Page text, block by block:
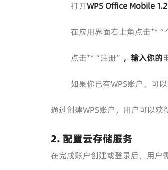
打开WPS Office Mobile 1.2
在应用界面右上角点击**“
点击**“注册” ，输入你的
如果你已有WPS账户，可
通过创建WPS账户，用户可以获
2. 配置云存储服务
在完成账户创建或登录后，用户